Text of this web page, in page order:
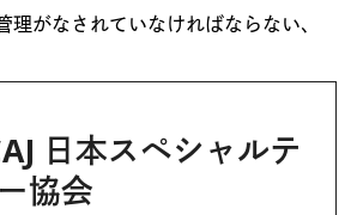
理がなされていなければならない、
日本スペシャルテ
協会